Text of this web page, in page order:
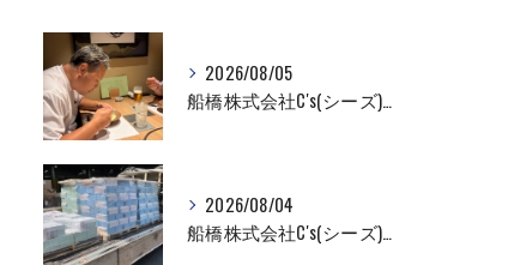
2026/08/05
船橋株式会社C's(シーズ)商品輸送なら私たちにお任せください！お取引先様との交流を深めました！
2026/08/04
船橋株式会社C's(シーズ)商品輸送なら私たちにお任せください！